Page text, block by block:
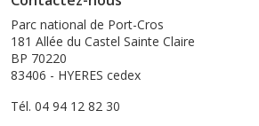
Parc national de Port-Cros
181 Allée du Castel Sainte Claire
BP 70220
83406 - HYERES cedex
Tél. 04 94 12 82 30